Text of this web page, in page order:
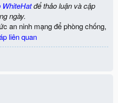
WhiteHatđể thảo luận và cập
ngày.
an ninh mạng để phòng chống,
liên quan